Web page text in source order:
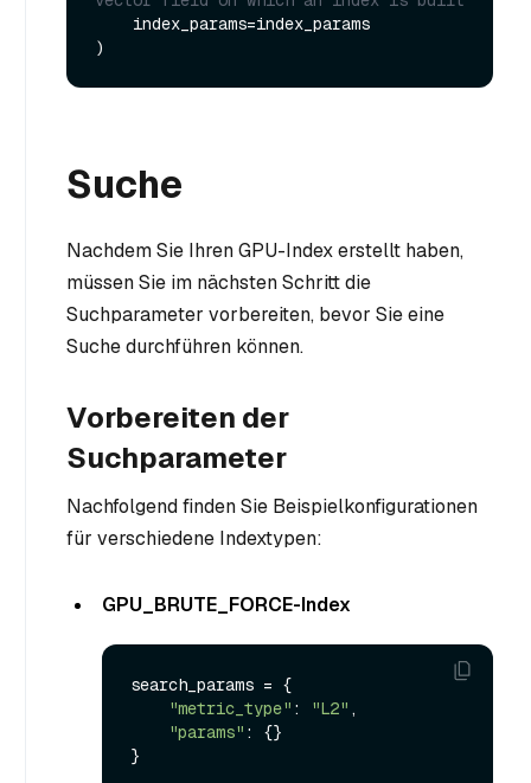
Suche
Nachdem Sie Ihren GPU-Index erstellt haben,
müssen Sie im nächsten Schritt die
Suchparameter vorbereiten, bevor Sie eine
Suche durchführen können.
Vorbereiten der
Suchparameter
Nachfolgend finden Sie Beispielkonfigurationen
für verschiedene Indextypen:
GPU_BRUTE_FORCE-Index
search_params = {
"metric_type" : "L2" ,
"params" : {}